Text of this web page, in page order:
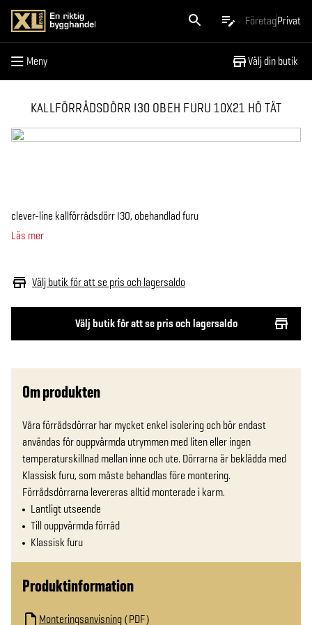
FöretagPrivat
Meny Välj din butik
Meny
KALLFÖRRÅDSDÖRR I30 OBEH FURU 10X21 HÖ TÄT
Välj butik för att se pris och lagersaldo
Välj butik för att se pris och lagersaldo
clever-line kallförrådsdörr I30, obehandlad furu
Läs mer
Om produkten
Våra förrådsdörrar har mycket enkel isolering och bör endast
användas för ouppvärmda utrymmen med liten eller ingen
temperaturskillnad mellan inne och ute. Dörrarna är beklädda med
Klassisk furu, som måste behandlas före montering.
Förrådsdörrarna levereras alltid monterade i karm.
Lantligt utseende
Till ouppvärmda förråd
Klassisk furu
Produktinformation
Monteringsanvisning PDF